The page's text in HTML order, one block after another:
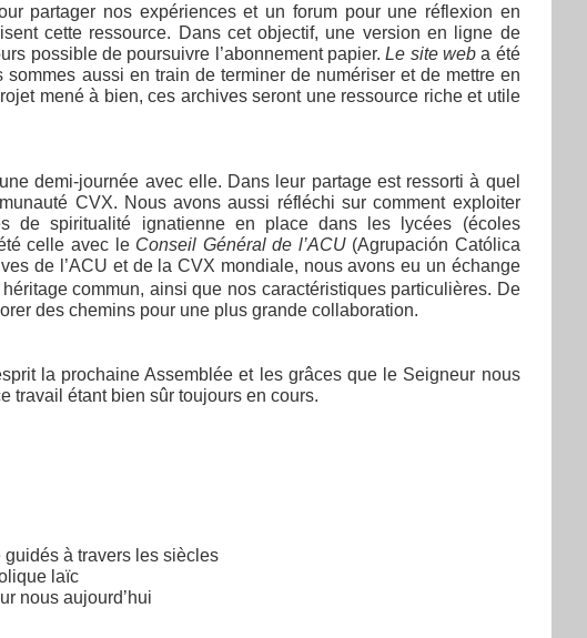
partager nos expériences et un forum pour une réflexion en
cette ressource. Dans cet objectif, une version en ligne de
possible de poursuivre l’abonnement papier.Le site weba été
aussi en train de terminer de numériser et de mettre en
mené à bien, ces archives seront une ressource riche et utile
demi-journée avec elle. Dans leur partage est ressorti à quel
CVX. Nous avons aussi réfléchi sur comment exploiter
de spiritualité ignatienne en place dans les lycées (écoles
celle avec le Conseil Général de l’ACU(Agrupación Católica
de l’ACU et de la CVX mondiale, nous avons eu un échange
commun, ainsi que nos caractéristiques particulières. De
des chemins pour une plus grande collaboration.
la prochaine Assemblée et les grâces que le Seigneur nous
travail étant bien sûr toujours en cours.
à travers les siècles
laïc
nous aujourd’hui